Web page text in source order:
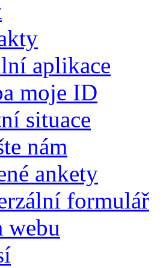
aplikace
moje ID
situace
nám
ankety
formulář
webu